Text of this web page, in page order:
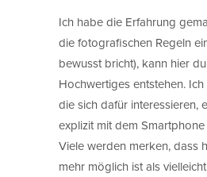
Ich habe die Erfahrung
die fotografischen Regeln
bewusst bricht), kann hier
Hochwertiges entstehen.
die sich dafür interessieren,
explizit mit dem
Viele werden merken, dass
mehr möglich ist als